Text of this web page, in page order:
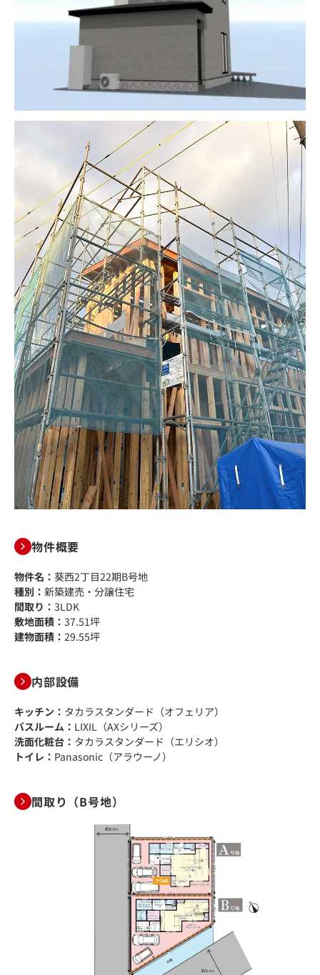
物件概要
物件名： 葵西2丁目22期B号地
種別： 新築建売・分譲住宅
間取り： 3LDK
敷地面積： 37.51坪
建物面積： 29.55坪
内部設備
キッチン： タカラスタンダード（オフェリア）
バスルーム： LIXIL（AXシリーズ）
洗面化粧台： タカラスタンダード（エリシオ）
トイレ： Panasonic（アラウーノ）
間取り（B号地）